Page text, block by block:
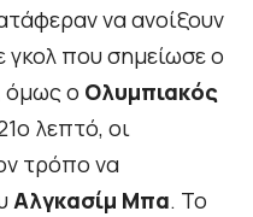
να ανοίξουν
γκολ που σημείωσε ο
όμως ο Ολυμπιακός
λεπτό, οι
τρόπο να
Αλγκασίμ Μπα. Το